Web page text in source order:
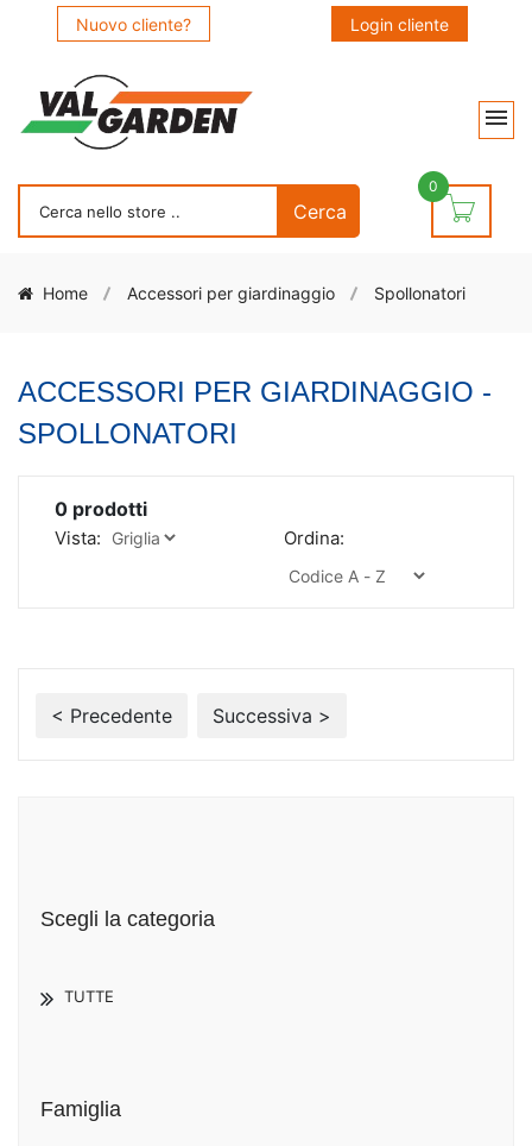
Nuovo cliente? Login cliente
0
Home Accessori per giardinaggio Spollonatori
ACCESSORI PER GIARDINAGGIO -
SPOLLONATORI
0 prodotti
Vista: Ordina:
< Precedente Successiva >
Scegli la categoria
TUTTE
Famiglia